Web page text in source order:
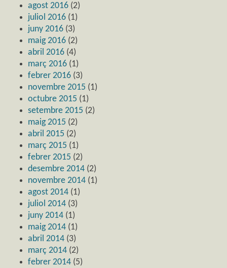
agost 2016 (2)
juliol 2016 (1)
juny 2016 (3)
maig 2016 (2)
abril 2016 (4)
març 2016 (1)
febrer 2016 (3)
novembre 2015 (1)
octubre 2015 (1)
setembre 2015 (2)
maig 2015 (2)
abril 2015 (2)
març 2015 (1)
febrer 2015 (2)
desembre 2014 (2)
novembre 2014 (1)
agost 2014 (1)
juliol 2014 (3)
juny 2014 (1)
maig 2014 (1)
abril 2014 (3)
març 2014 (2)
febrer 2014 (5)